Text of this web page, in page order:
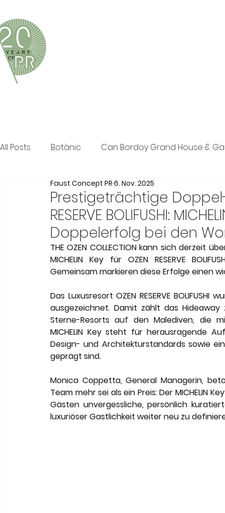
und persönliche Beratung in den Bereichen
Klassische PR im Print Bereich, Events sowie Social
All Posts Botànic Can Bordoy Grand House &
The Ozen Collection Faust Concept PR
Meneghetti Wine Hotel & Winery Karriere
Son Moli Country House Vestige Collection
Prestigeträchtige
RESERVE BOLIFUSHI:
Doppelerfolg bei den
Faust Concept PR 6. Nov. 2025
THE OZEN COLLECTION kann sich derzeit
MICHELIN Key für OZEN RESERVE
Gemeinsam markieren diese Erfolge einen
Das Luxusresort OZEN RESERVE BOLIFUSHI
ausgezeichnet. Damit zählt das
Sterne-Resorts auf den Malediven, die
MICHELIN Key steht für herausragende
Design- und Architekturstandards sowie
geprägt sind.
Monica Coppetta, General Managerin,
Team mehr sei als ein Preis: Der MICHELIN
Gästen unvergessliche, persönlich
luxuriöser Gastlichkeit weiter neu zu